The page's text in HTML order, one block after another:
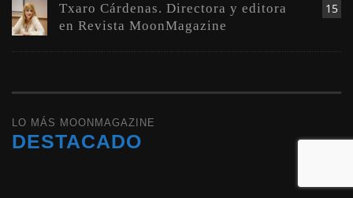
15
Txaro Cárdenas. Directora y editora
en Revista MoonMagazine
LO MÁS MOONMAGAZINE
DESTACADO